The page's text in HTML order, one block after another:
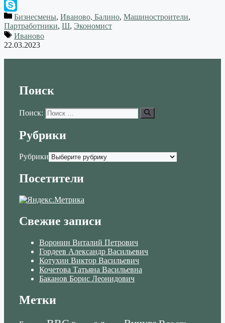
WhatsApp
SkypeБизнесмены, Иваново, Балино, Машиностроители,
Партработники, Ш, Экономист
Иваново
22.03.2023
Поиск
Поиск:
Рубрики
Рубрики
Посетители
Свежие записи
Воронин Виталий Петрович
Гордеев Александр Васильевич
Котухин Виктор Васильевич
Кочетова Татьяна Васильевна
Баканов Борис Леонидович
Метки